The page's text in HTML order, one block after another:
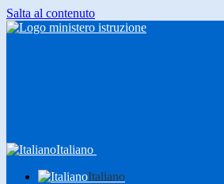
Salta al contenuto
Italiano
Italiano